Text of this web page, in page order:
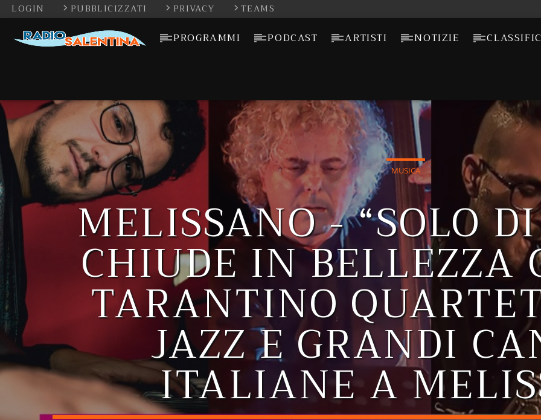
LOGIN PUBBLICIZZATI PRIVACY TEAMS
PROGRAMMI PODCAST ARTISTI NOTIZIE
MUSICA
MELISSANO - “SOLO
CHIUDE IN BELLEZZA
TARANTINO
JAZZ E GRANDI
ITALIANE A